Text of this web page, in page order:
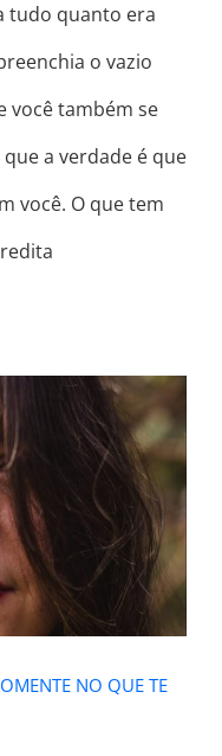
tudo quanto era
o vazio
você também se
a verdade é que
você. O que tem
FOCANDO
FALTA?
NO QUE TE